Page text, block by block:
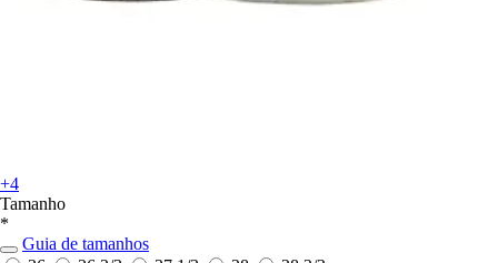
+4
Tamanho
*
Guia de tamanhos